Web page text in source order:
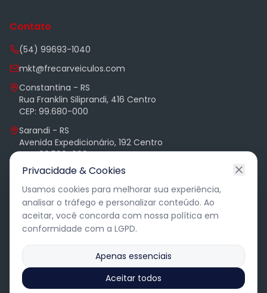
Privacidade & Cookies
Usamos cookies para melhorar sua experiência,
analisar o tráfego e personalizar conteúdo. Ao
aceitar, você concorda com nossa política em
conformidade com a LGPD.
Apenas essenciais
Aceitar todos
Contato
(54) 99693-1040
mkt@frecarveiculos.com
Constantina - RS
Rua Franklin Siliprandi, 416 Centro
CEP: 99.680-000
Sarandi - RS
Avenida Expedicionário, 192 Centro
CEP: 99.560-000
Alphaville - Barueri - SP
Complexo Brascam, Av. Andrômeda 885
Sala 2307 Torre Office
Frecar Veículos. Todos os direitos reservados.